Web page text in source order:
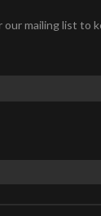
our mailing list to